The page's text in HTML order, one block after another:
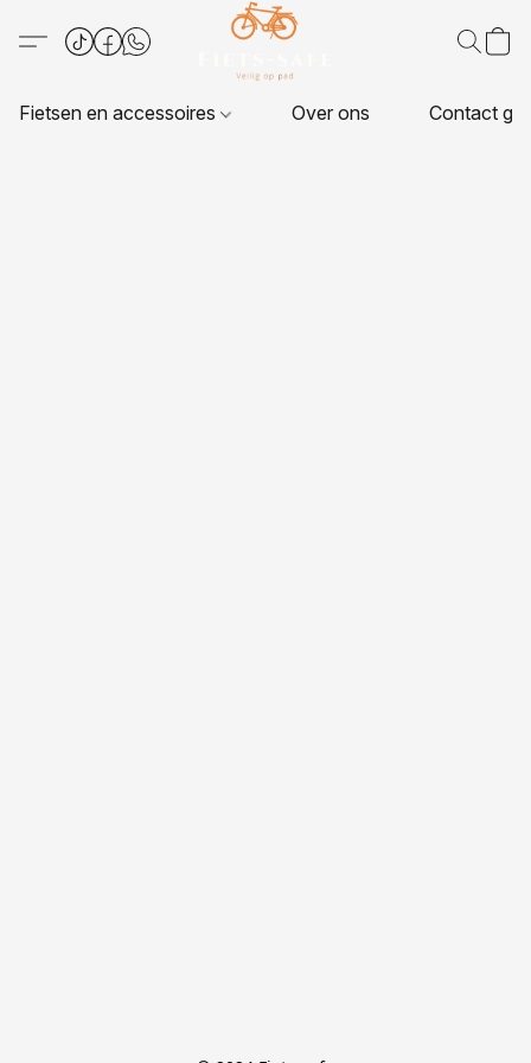
Fietsen en accessoires Over ons Contact